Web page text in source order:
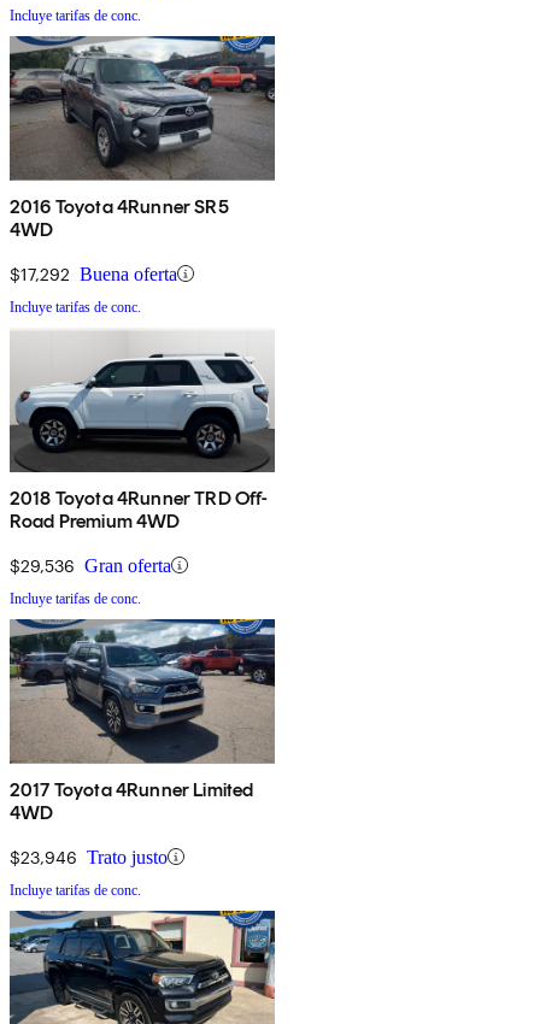
Incluye tarifas de conc.
2016 Toyota 4Runner SR5
4WD
$17,292 Buena oferta
Incluye tarifas de conc.
2018 Toyota 4Runner TRD Off-
Road Premium 4WD
$29,536 Gran oferta
Incluye tarifas de conc.
2017 Toyota 4Runner Limited
4WD
$23,946 Trato justo
Incluye tarifas de conc.